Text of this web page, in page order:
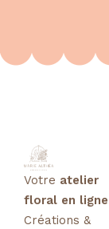
Votre atelier
floral en
Créations &